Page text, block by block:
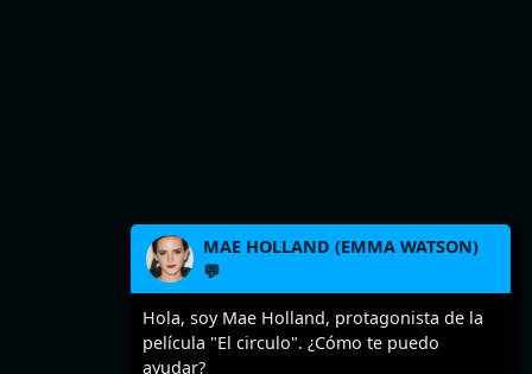
MAE HOLLAND (EMMA WATSON)
💬
Hola, soy Mae Holland, protagonista de la
película "El circulo". ¿Cómo te puedo
ayudar?